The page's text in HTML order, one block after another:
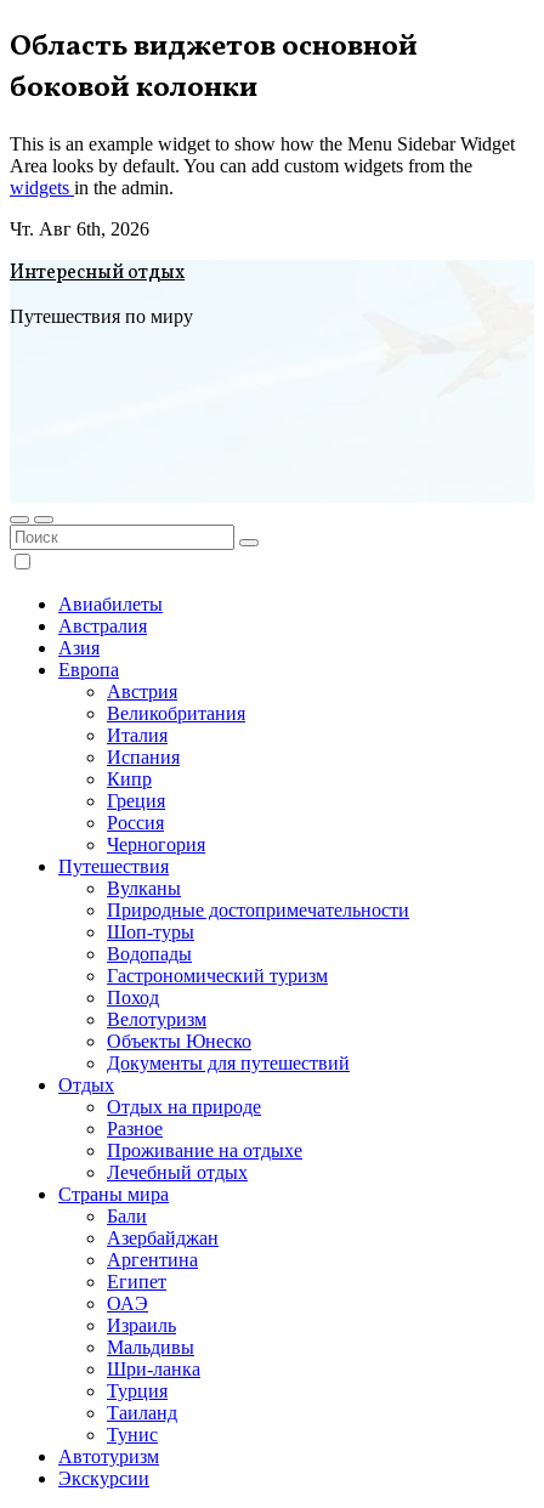
Перейти
к
содержимому
Область виджетов основной
боковой колонки
This is an example widget to show how the Menu Sidebar Widget
Area looks by default. You can add custom widgets from the
widgets in the admin.
Чт. Авг 6th, 2026
Интересный отдых
Путешествия по миру
Авиабилеты
Австралия
Азия
Европа
Австрия
Великобритания
Италия
Испания
Кипр
Греция
Россия
Черногория
Путешествия
Вулканы
Природные достопримечательности
Шоп-туры
Водопады
Гастрономический туризм
Поход
Велотуризм
Объекты Юнеско
Документы для путешествий
Отдых
Отдых на природе
Разное
Проживание на отдыхе
Лечебный отдых
Страны мира
Бали
Азербайджан
Аргентина
Египет
ОАЭ
Израиль
Мальдивы
Шри-ланка
Турция
Таиланд
Тунис
Автотуризм
Экскурсии